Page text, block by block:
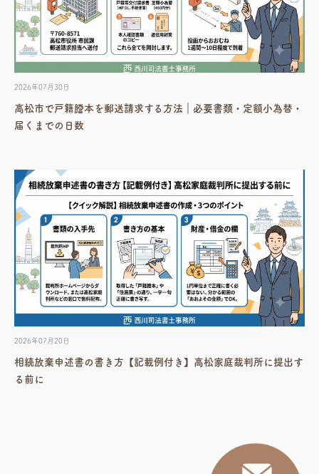
2026年07月30日
高松市で戸籍謄本を郵送請求する方法｜必要書類・定額小為替・
届くまでの日数
2026年07月20日
相続放棄申述書の書き方【記載例付き】高松家庭裁判所に提出す
る前に